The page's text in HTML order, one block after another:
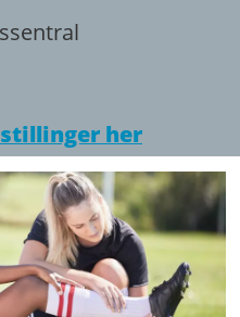
stillinger her